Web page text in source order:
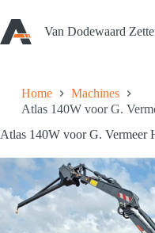
naar
de
inhoud
Van Dodewaard
Home
Machines
Atlas 140W voor G.
Atlas 140W voor G. Vermeer